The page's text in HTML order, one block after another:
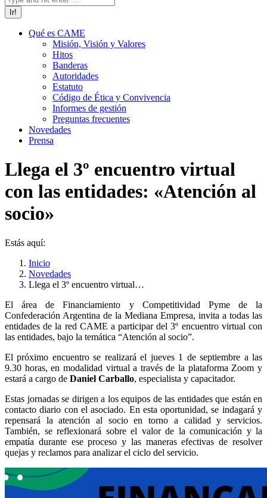
Qué es CAME
Misión, Visión y Valores
Hitos
Banderas
Autoridades
Estatuto
Código de Ética y Convivencia
Informes de gestión
Preguntas frecuentes
Novedades
Prensa
Llega el 3º encuentro virtual
con las entidades: «Atención al
socio»
Estás aquí:
Inicio
Novedades
Llega el 3º encuentro virtual…
El área de Financiamiento y Competitividad Pyme de la
Confederación Argentina de la Mediana Empresa, invita a todas las
entidades de la red CAME a participar del 3º encuentro virtual con
las entidades, bajo la temática “Atención al socio”.
El próximo encuentro se realizará el jueves 1 de septiembre a las
9.30 horas, en modalidad virtual a través de la plataforma Zoom y
estará a cargo de Daniel Carballo, especialista y capacitador.
Estas jornadas se dirigen a los equipos de las entidades que están en
contacto diario con el asociado. En esta oportunidad, se indagará y
repensará la atención al socio en torno a calidad y servicios.
También, se reflexionará sobre el valor de la comunicación y la
empatía durante ese proceso y las maneras efectivas de resolver
quejas y reclamos para analizar el ciclo del servicio.